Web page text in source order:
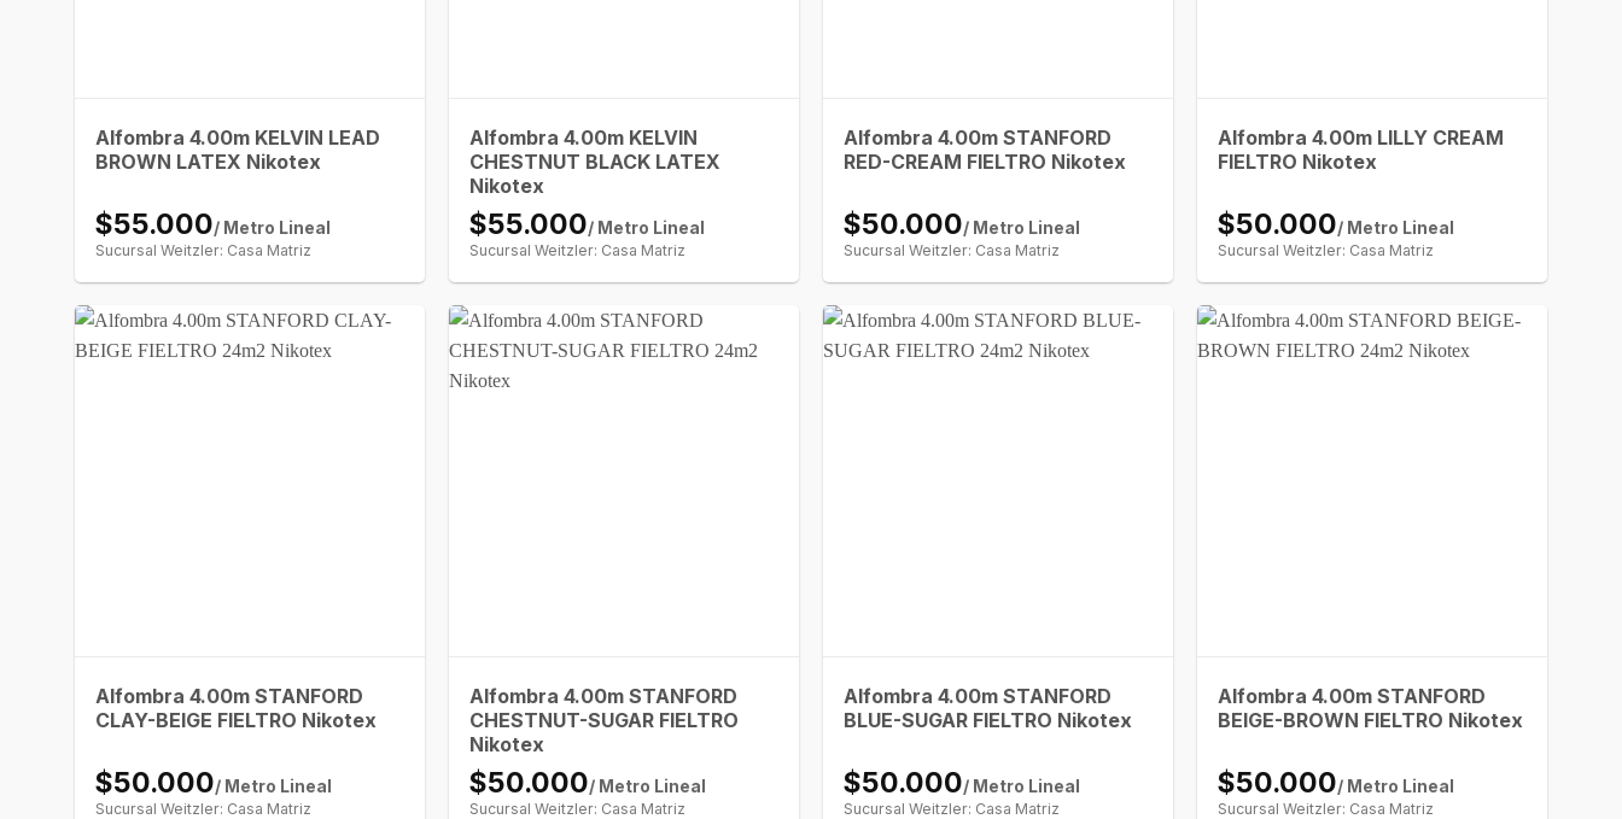
Alfombra 4.00m KELVIN LEAD
BROWN LATEX Nikotex
$55.000/ Metro Lineal
Sucursal Weitzler: Casa Matriz
Alfombra 4.00m KELVIN
CHESTNUT BLACK LATEX
Nikotex
$55.000/ Metro Lineal
Sucursal Weitzler: Casa Matriz
Alfombra 4.00m STANFORD
RED-CREAM FIELTRO Nikotex
$50.000/ Metro Lineal
Sucursal Weitzler: Casa Matriz
Alfombra 4.00m LILLY CREAM
FIELTRO Nikotex
$50.000/ Metro Lineal
Sucursal Weitzler: Casa Matriz
Alfombra 4.00m STANFORD
CLAY-BEIGE FIELTRO Nikotex
$50.000/ Metro Lineal
Sucursal Weitzler: Casa Matriz
Alfombra 4.00m STANFORD
CHESTNUT-SUGAR FIELTRO
Nikotex
$50.000/ Metro Lineal
Sucursal Weitzler: Casa Matriz
Alfombra 4.00m STANFORD
BLUE-SUGAR FIELTRO Nikotex
$50.000/ Metro Lineal
Sucursal Weitzler: Casa Matriz
Alfombra 4.00m STANFORD
BEIGE-BROWN FIELTRO Nikotex
$50.000/ Metro Lineal
Sucursal Weitzler: Casa Matriz